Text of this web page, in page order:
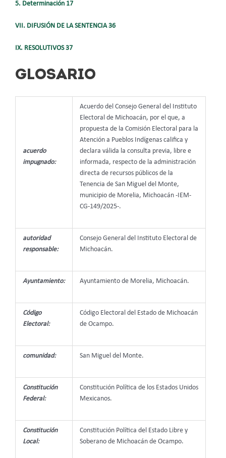
5. Determinación 17
VII. DIFUSIÓN DE LA SENTENCIA 36
IX. RESOLUTIVOS 37
GLOSARIO
acuerdo
impugnado:
Acuerdo del Consejo General del Instituto
Electoral de Michoacán, por el que, a
propuesta de la Comisión Electoral para la
Atención a Pueblos Indígenas califica y
declara válida la consulta previa, libre e
informada, respecto de la administración
directa de recursos públicos de la
Tenencia de San Miguel del Monte,
municipio de Morelia, Michoacán -IEM-
CG-149/2025-.
autoridad
responsable:
Consejo General del Instituto Electoral de
Michoacán.
Ayuntamiento: Ayuntamiento de Morelia, Michoacán.
Código
Electoral:
Código Electoral del Estado de Michoacán
de Ocampo.
comunidad: San Miguel del Monte.
Constitución
Federal:
Constitución Política de los Estados Unidos
Mexicanos.
Constitución
Local:
Constitución Política del Estado Libre y
Soberano de Michoacán de Ocampo.